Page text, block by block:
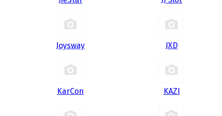
Joysway JXD
KarCon KAZI